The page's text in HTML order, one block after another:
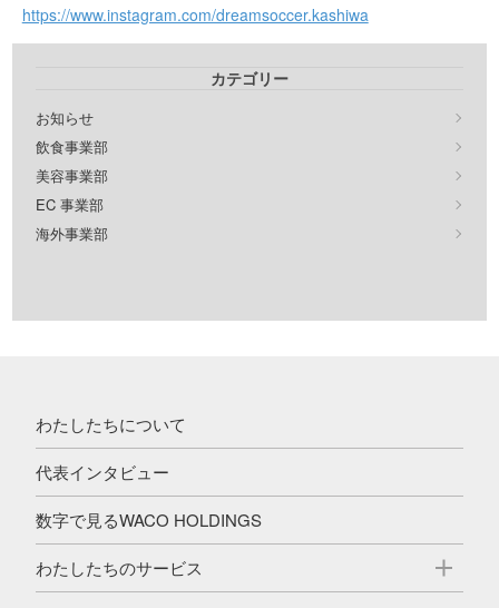
https://www.instagram.com/dreamsoccer.kashiwa
カテゴリー
お知らせ
飲食事業部
美容事業部
EC 事業部
海外事業部
わたしたちについて
代表インタビュー
数字で見るWACO HOLDINGS
わたしたちのサービス